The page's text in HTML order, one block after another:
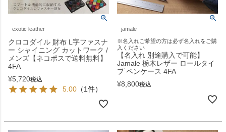
exotic leather
クロコダイル 財布 L字ファスナ
ー シャイニング カットワーク /
メンズ【ネコポスで送料無料】
4FA
¥5,720税込
5.00 （1件）
jamale
※名入れご希望の方は必ず名入れをご購
入ください
【名入れ 別途購入で可能】
Jamale 栃木レザー ロールタイ
プ ペンケース 4FA
¥8,800税込